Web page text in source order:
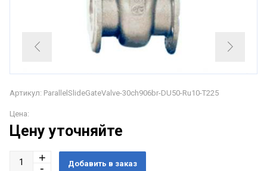
Артикул: ParallelSlideGateValve-30ch906br-DU50-Ru10-T225
Цена:
Цену уточняйте